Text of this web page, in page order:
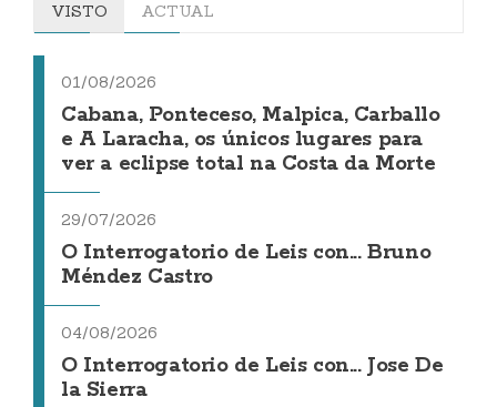
VISTO ACTUAL
01/08/2026
Cabana, Ponteceso, Malpica, Carballo
e A Laracha, os únicos lugares para
ver a eclipse total na Costa da Morte
29/07/2026
O Interrogatorio de Leis con... Bruno
Méndez Castro
04/08/2026
O Interrogatorio de Leis con... Jose De
la Sierra